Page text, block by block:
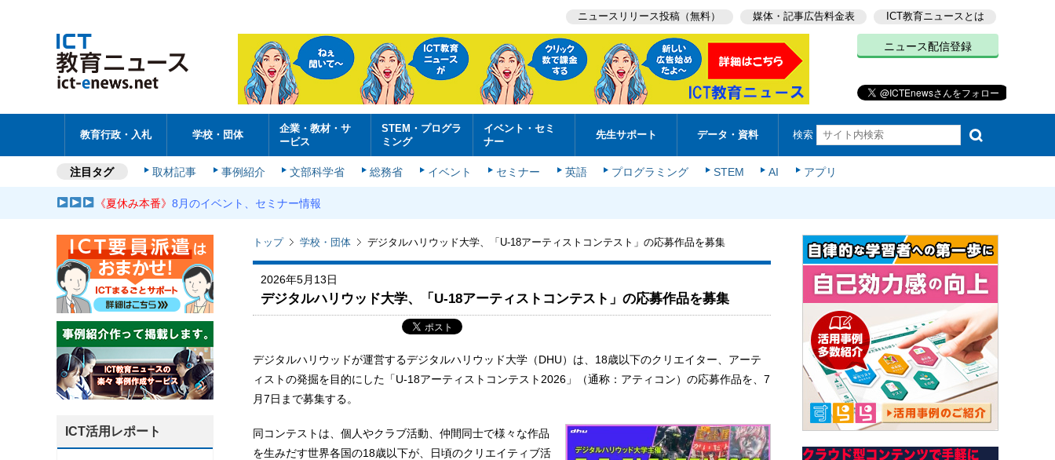
ニュースリリース投稿（無料） 媒体・記事広告料金表 ICT教育ニュースとは
ニュース配信登録
教育行政・入札 学校・団体
企業・教材・サ
ービス
STEM・プログラ
ミング
イベント・セミ
ナー
先生サポート データ・資料 検索
注目タグ 取材記事 事例紹介 文部科学省 総務省 イベント セミナー 英語 プログラミング STEM AI アプリ
《夏休み本番》8月のイベント、セミナー情報
トップ 学校・団体 デジタルハリウッド大学、「U-18アーティストコンテスト」の応募作品を募集
2026年5月13日
デジタルハリウッド大学、「U-18アーティストコンテスト」の応募作品を募集
デジタルハリウッドが運営するデジタルハリウッド大学（DHU）は、18歳以下のクリエイター、アーテ
ィストの発掘を目的にした「U-18アーティストコンテスト2026」（通称：アティコン）の応募作品を、7
月7日まで募集する。
同コンテストは、個人やクラブ活動、仲間同士で様々な作品
を生みだす世界各国の18歳以下が、日頃のクリエイティブ活
ICT活用レポート